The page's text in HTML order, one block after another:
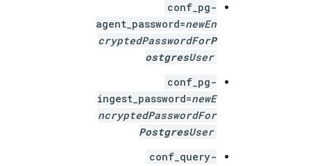
conf_pg-
agent_password=newEn
cryptedPasswordForP
ostgresUser
conf_pg-
ingest_password=newE
ncryptedPasswordFor
PostgresUser
conf_query-